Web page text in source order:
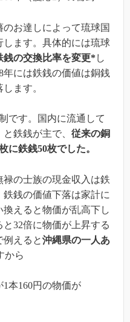
お達しによって琉球国
ます。具体的には琉球
銭の交換比率を変更* し
年には鉄銭の価値は銅銭
ます。
です。国内に流通して
鉄銭が主で、 従来の銅
に鉄銭50枚でした。
禄の士族の現金収入は鉄
銭の価値下落は家計に
えると物価が乱高下し
32倍に物価が上昇する
例えると沖縄県の一人あ
から
本160円の物価が